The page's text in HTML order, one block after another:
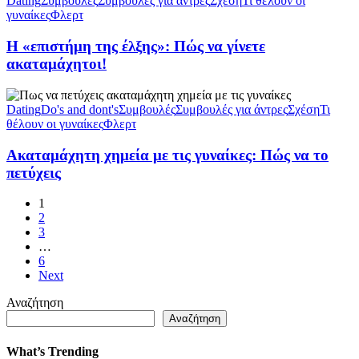
γυναίκεςΦλερτ
Η «επιστήμη της έλξης»: Πώς να γίνετε
ακαταμάχητοι!
DatingDo's and dont'sΣυμβουλέςΣυμβουλές για άντρεςΣχέσηΤι
θέλουν οι γυναίκεςΦλερτ
Ακαταμάχητη χημεία με τις γυναίκες: Πώς να το
πετύχεις
1
2
3
…
6
Next
Αναζήτηση
Αναζήτηση
What’s Trending